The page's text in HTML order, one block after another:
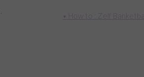
• How to : Zelf